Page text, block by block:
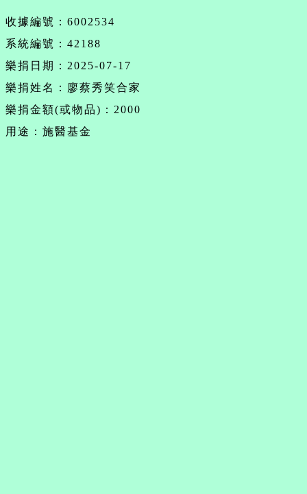
收據編號：6002534
系統編號：42188
樂捐日期：2025-07-17
樂捐姓名：廖蔡秀笑合家
樂捐金額(或物品)：2000
用途：施醫基金